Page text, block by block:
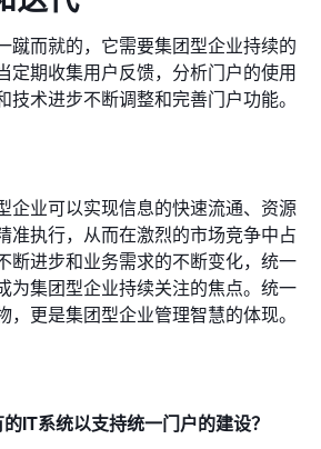
蹴而就的，它需要集团型企业持续的
定期收集用户反馈，分析门户的使用
术进步不断调整和完善门户功能。
企业可以实现信息的快速流通、资源
准执行，从而在激烈的市场竞争中占
断进步和业务需求的不断变化，统一
为集团型企业持续关注的焦点。统一
，更是集团型企业管理智慧的体现。
IT系统以支持统一门户的建设？